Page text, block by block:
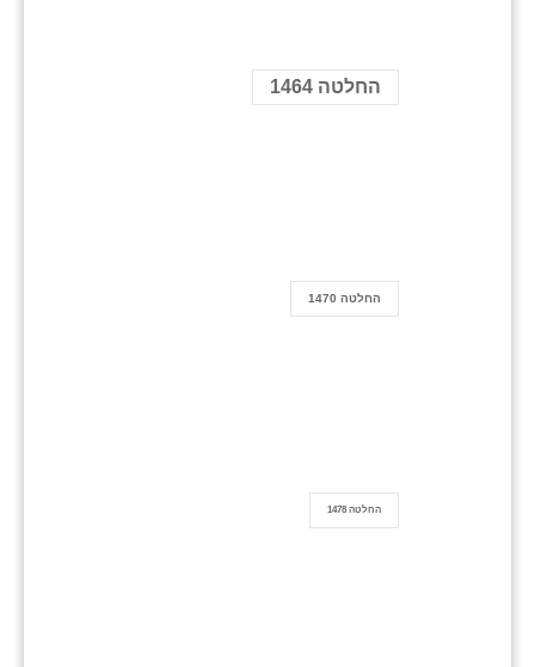
החלטה 1464
החלטה 1470
החלטה 1478